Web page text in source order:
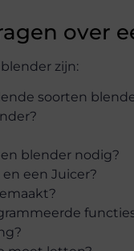
over
zijn:
soorten
blender nodig?
een Juicer?